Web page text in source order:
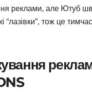
реклами, але Ютуб
“лазівки”, тож це